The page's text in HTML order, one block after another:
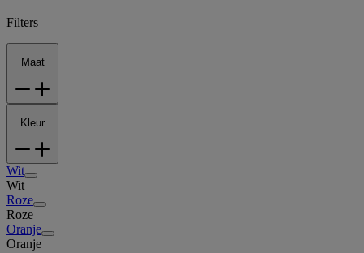
Filters
Maat
Kleur
Wit
Wit
Roze
Roze
Oranje
Oranje